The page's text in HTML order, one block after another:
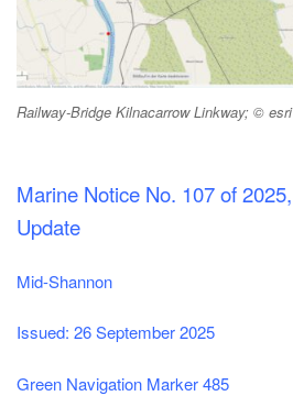
Railway-Bridge Kilnacarrow Linkway; © esri
Marine Notice No. 107 of 2025,
Update
Mid-Shannon
Issued: 26 September 2025
Green Navigation Marker 485